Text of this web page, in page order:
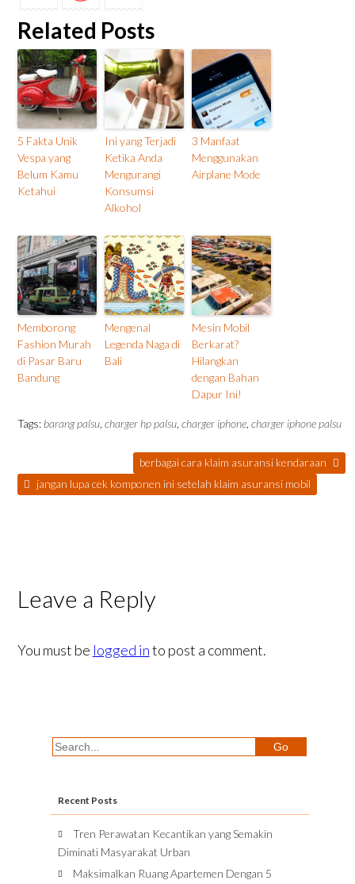
Related Posts
5 Fakta Unik
Vespa yang
Belum Kamu
Ketahui
Ini yang Terjadi
Ketika Anda
Mengurangi
Konsumsi
Alkohol
3 Manfaat
Menggunakan
Airplane Mode
Memborong
Fashion Murah
di Pasar Baru
Bandung
Mengenal
Legenda Naga di
Bali
Mesin Mobil
Berkarat?
Hilangkan
dengan Bahan
Dapur Ini!
Tags: barang palsu, charger hp palsu, charger iphone, charger iphone palsu
berbagai cara klaim asuransi kendaraan
jangan lupa cek komponen ini setelah klaim asuransi mobil
Leave a Reply
You must be logged into post a comment.
Recent Posts
Tren Perawatan Kecantikan yang Semakin
Diminati Masyarakat Urban
Maksimalkan Ruang Apartemen Dengan 5